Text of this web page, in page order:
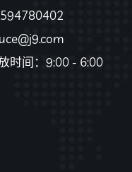
时间：9:00 - 6:00